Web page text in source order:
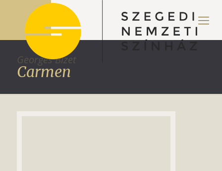
Georges Bizet
Carmen